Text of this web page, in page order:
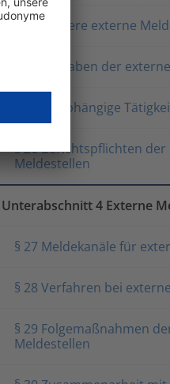
§ 23 Weitere externe
§ 24 Aufgaben der
§ 25 Unabhängige
§ 26 Berichtspflichten
Meldestellen
Unterabschnitt 4 Externe
§ 27 Meldekanäle für
§ 28 Verfahren bei
§ 29 Folgemaßnahmen
Meldestellen
Mit Klick auf „Jetzt
unseres Newsletters
ausschließlich gemäß unserer